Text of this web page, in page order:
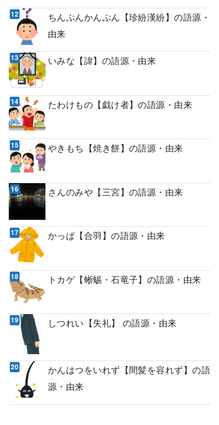
ちんぷんかんぷん【珍紛漢紛】の語源・
由来
いみな【諱】の語源・由来
たわけもの【戯け者】の語源・由来
やきもち【焼き餅】の語源・由来
さんのみや【三宮】の語源・由来
かっぱ【合羽】の語源・由来
トカゲ【蜥蜴・石竜子】の語源・由来
しつれい【失礼】 の語源・由来
かんはつをいれず【間髪を容れず】の語
源・由来